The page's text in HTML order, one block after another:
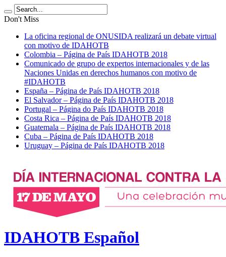
Don't Miss
La oficina regional de ONUSIDA realizará un debate virtual
con motivo de IDAHOTB
Colombia – Página de País IDAHOTB 2018
Comunicado de grupo de expertos internacionales y de las
Naciones Unidas en derechos humanos con motivo de
#IDAHOTB
España – Página de País IDAHOTB 2018
El Salvador – Página de País IDAHOTB 2018
Portugal – Página do País IDAHOTB 2018
Costa Rica – Página de País IDAHOTB 2018
Guatemala – Página de País IDAHOTB 2018
Cuba – Página de País IDAHOTB 2018
Uruguay – Página de País IDAHOTB 2018
IDAHOTB Español